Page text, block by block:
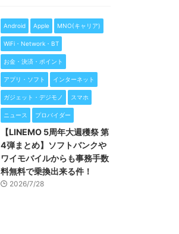
Android Apple MNO(キャリア)
WiFi・Network・BT
お金・決済・ポイント
アプリ・ソフト インターネット
ガジェット・デジモノ スマホ
ニュース プロバイダー
【LINEMO 5周年大週穫祭 第
4弾まとめ】ソフトバンクや
ワイモバイルからも事務手数
料無料で乗換出来る件！
2026/7/28